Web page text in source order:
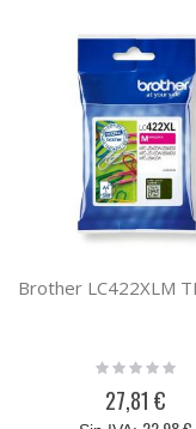
Rating:
27,81 €